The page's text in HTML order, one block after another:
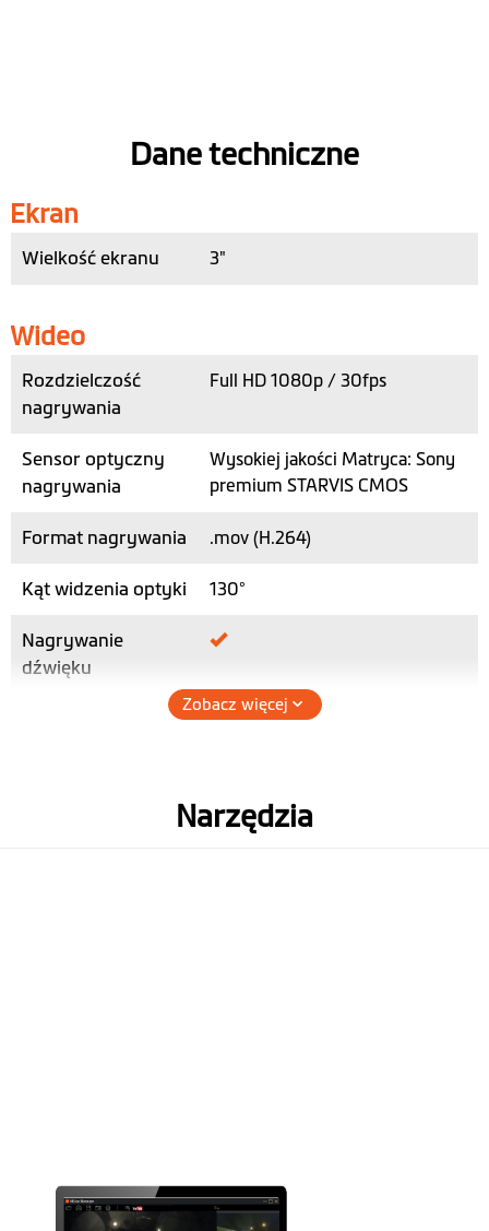
Dane techniczne
Ekran
Wielkość ekranu 3"
Wideo
Rozdzielczość
nagrywania
Full HD 1080p / 30fps
Sensor optyczny
nagrywania
Wysokiej jakości Matryca: Sony
premium STARVIS CMOS
Format nagrywania .mov (H.264)
Kąt widzenia optyki 130°
Nagrywanie
dźwięku
Zobacz więcej
Narzędzia